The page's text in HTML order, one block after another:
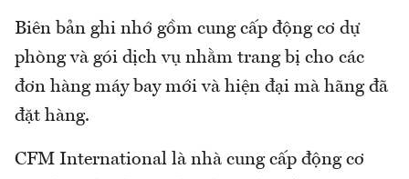
Biên bản ghi nhớ gồm cung cấp động cơ dự
phòng và gói dịch vụ nhằm trang bị cho các
đơn hàng máy bay mới và hiện đại mà hãng đã
đặt hàng.
CFM International là nhà cung cấp động cơ